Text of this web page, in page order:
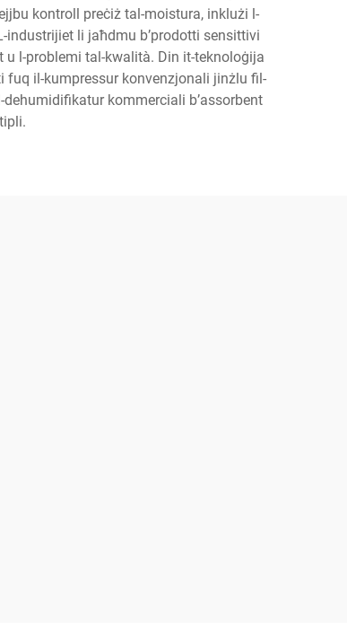
kontroll preċiż tal-moistura, inklużi l-
industrijiet li jaħdmu b’prodotti sensittivi
l-problemi tal-kwalità. Din it-teknoloġija
il-kumpressur konvenzjonali jinżlu fil-
kommerciali b’assorbent